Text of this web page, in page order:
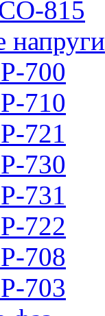
815
напруги
700
710
721
730
731
722
708
703